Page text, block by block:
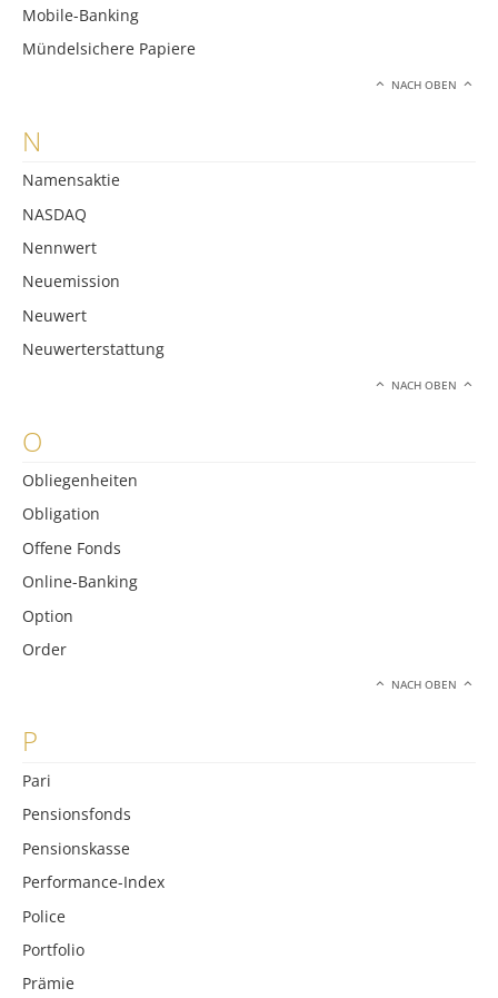
Mobile-Banking
Mündelsichere Papiere
NACH OBEN
N
Namensaktie
NASDAQ
Nennwert
Neuemission
Neuwert
Neuwerterstattung
NACH OBEN
O
Obliegenheiten
Obligation
Offene Fonds
Online-Banking
Option
Order
NACH OBEN
P
Pari
Pensionsfonds
Pensionskasse
Performance-Index
Police
Portfolio
Prämie